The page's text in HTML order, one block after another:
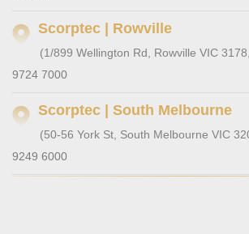
Scorptec | Rowville
(1/899 Wellington Rd, Rowville VIC
9724 7000
Scorptec | South Melbourne
(50-56 York St, South Melbourne VIC
9249 6000